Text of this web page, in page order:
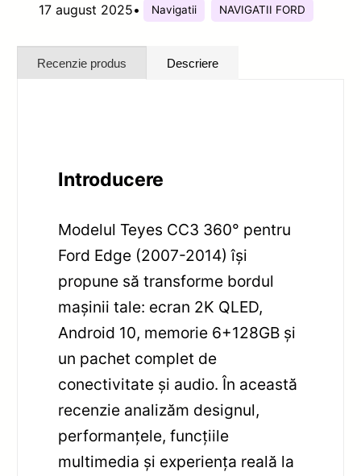
17 august 2025• Navigatii NAVIGATII FORD
Recenzie produs Descriere
Introducere
Modelul Teyes CC3 360° pentru
Ford Edge (2007-2014) își
propune să transforme bordul
mașinii tale: ecran 2K QLED,
Android 10, memorie 6+128GB și
un pachet complet de
conectivitate și audio. În această
recenzie analizăm designul,
performanțele, funcțiile
multimedia și experiența reală la